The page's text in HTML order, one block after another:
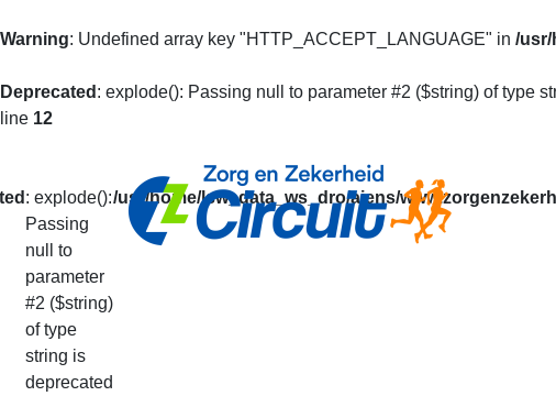
Warning: Undefined array key "HTTP_ACCEPT_LANGUAGE" in /usr/
Deprecated : explode(): Passing null to parameter #2 ($string) of type
line 12
: explode():
Passing
null to
parameter
#2 ($string)
of type
string is
deprecated
/usr/home/lsw_data_ws_dro/aiens/